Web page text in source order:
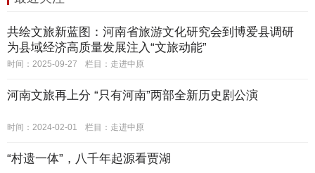
共绘文旅新蓝图：河南省旅游文化研究会到博爱县调研
为县域经济高质量发展注入“文旅动能”
时间：2025-09-27 栏目： 走进中原
河南文旅再上分 “只有河南”两部全新历史剧公演
时间：2024-02-01 栏目： 走进中原
“村遗一体”，八千年起源看贾湖